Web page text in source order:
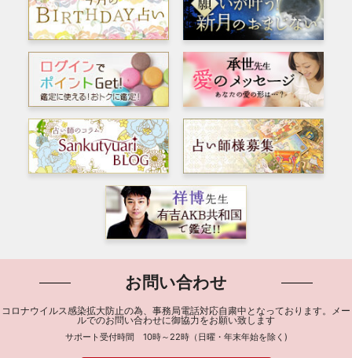
お問い合わせ
コロナウイルス感染拡大防止の為、事務局電話対応自粛中となっております。メー
ルでのお問い合わせに御協力をお願い致します
サポート受付時間 10時～22時（日曜・年末年始を除く)